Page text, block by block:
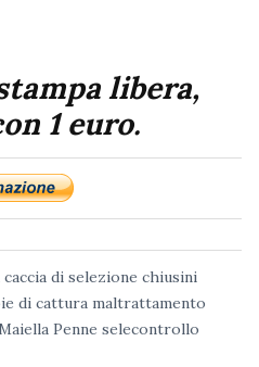
libera,
1 euro.
caccia di selezione chiusini
di cattura maltrattamento
Penne selecontrollo